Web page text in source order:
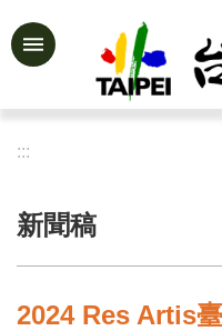
跳到主要內容區塊
進
告
訊
:::
新聞稿
2024 Res Artis